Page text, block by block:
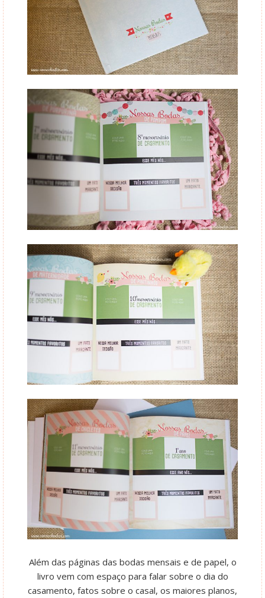
Além das páginas das bodas mensais e de papel, o
livro vem com espaço para falar sobre o dia do
casamento, fatos sobre o casal, os maiores planos,